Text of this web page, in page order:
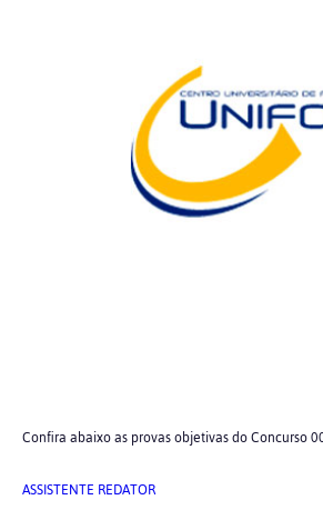
Confira abaixo as provas objetivas do Concurso
ASSISTENTE REDATOR